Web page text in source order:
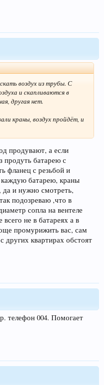
воздух из трубы. С
и скапливаются в
другая нет.
краны, воздух пройдёт, и
продувают, а если
продуть батарею с
фланец с резьбой и
батарею, краны
да и нужно смотреть,
подозреваю ,что в
сопла на вентеле
не в батареях а в
промурижить вас, сам
других квартирах обстоят
телефон 004. Помогает